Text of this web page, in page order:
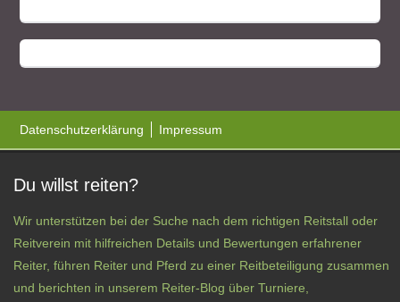
Datenschutzerklärung Impressum
Du willst reiten?
Wir unterstützen bei der Suche nach dem richtigen Reitstall oder
Reitverein mit hilfreichen Details und Bewertungen erfahrener
Reiter, führen Reiter und Pferd zu einer Reitbeteiligung zusammen
und berichten in unserem Reiter-Blog über Turniere,